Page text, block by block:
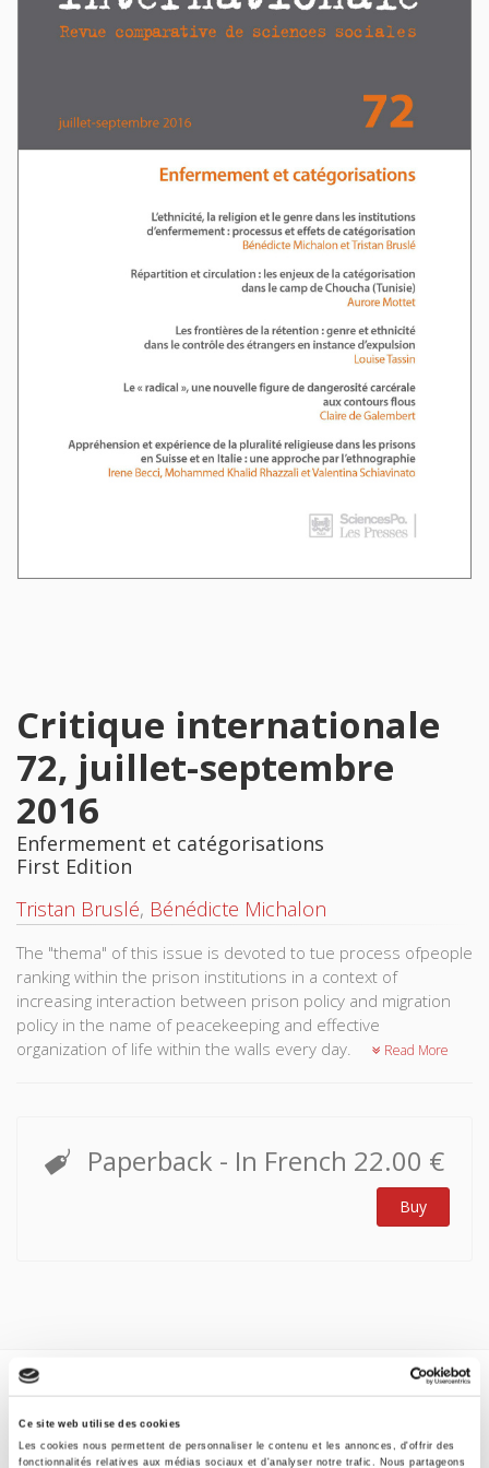
Ce site web utilise des cookies
Les cookies nous permettent de personnaliser le contenu et les annonces, d'offrir des
fonctionnalités relatives aux médias sociaux et d'analyser notre trafic. Nous partageons
Critique internationale
72, juillet-septembre
2016
Enfermement et catégorisations
First Edition
Tristan Bruslé, Bénédicte Michalon
The "thema" of this issue is devoted to tue process ofpeople
ranking within the prison institutions in a context of
increasing interaction between prison policy and migration
policy in the name of peacekeeping and effective
organization of life within the walls every day.
Read More
Paperback - In French 22.00 €
Buy
Formats